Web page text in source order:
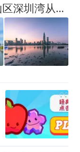
深圳楼市开始离谱了！南山区深圳湾从22万变成15万，现在能入手了么？